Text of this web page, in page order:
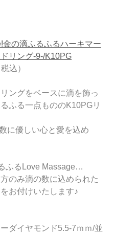
金の滴ふるふるハーキマー
リング-9-/K10PG
込）
ングをベースに滴を飾っ
ふる一点もののK10PGリ
ふるLove Massage…
のみ滴の数に込められた
お付けいたします♪
ーダイヤモンド5.5-7ｍｍ/並